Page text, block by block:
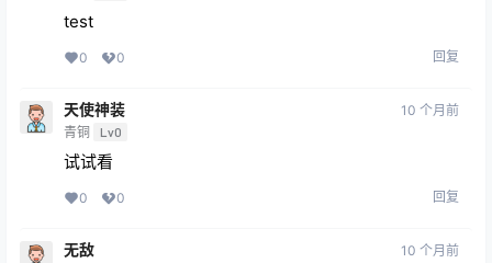
test
0 0 回复
天使神装
青铜 Lv0
10 个月前
试试看
0 0 回复
无敌 10 个月前